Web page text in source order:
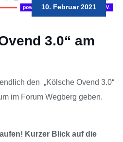
10. Februar 2021
3.0“ am
den „Kölsche Ovend 3.0“
im Forum Wegberg geben.
Kurzer Blick auf die